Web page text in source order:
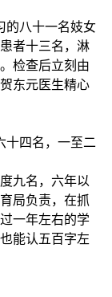
八十一名妓女
者十三名，淋
检查后立刻由
东元医生精心
四名，一至二
九名，六年以
局负责，在抓
一年左右的学
能认五百字左